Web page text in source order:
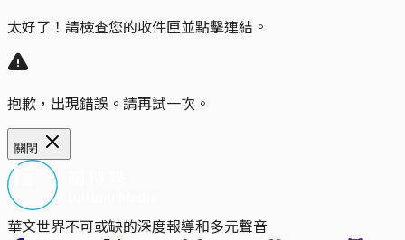
太好了！請檢查您的收件匣並點擊連結。
抱歉，出現錯誤。請再試一次。
關閉
華文世界不可或缺的深度報導和多元聲音